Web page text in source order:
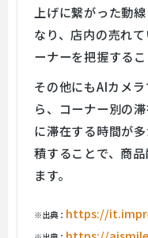
上げに繋がった動
なり、店内の売れ
ーナーを把握するこ
その他にもAIカメ
ら、コーナー別の
に滞在する時間が
積することで、商
ます。
※出典： https://